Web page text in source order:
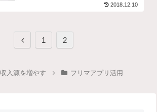
2018.12.10
1 2
収入源を増やす フリマアプリ活用